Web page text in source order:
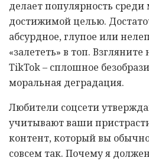
делает популярность среди
достижимой целью.
абсурдное, глупое или
«залететь» в топ.
TikTok – сплошное
моральная деградация.
Любители соцсети
учитывают ваши
контент, который вы
совсем так. Почему я